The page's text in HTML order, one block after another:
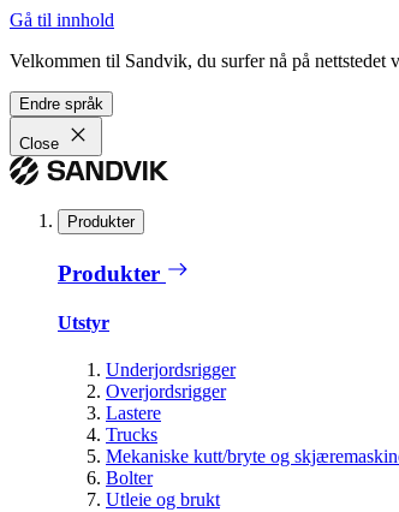
Gå til innhold
Velkommen til Sandvik, du surfer nå på nettstedet
Endre språk
Close
Produkter
Produkter
Utstyr
Underjordsrigger
Overjordsrigger
Lastere
Trucks
Mekaniske kutt/bryte og
Bolter
Utleie og brukt